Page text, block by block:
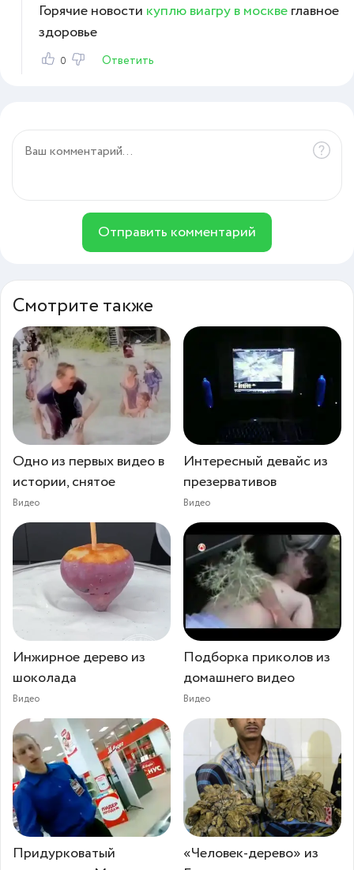
Горячие новости куплю виагру в москвеглавное
здоровье
0 Ответить
Отправить комментарий
Смотрите также
Одно из первых видео в
истории, снятое
Видео
Интересный девайс из
презервативов
Видео
Инжирное дерево из
шоколада
Видео
Подборка приколов из
домашнего видео
Видео
Придурковатый
«Человек-дерево» из